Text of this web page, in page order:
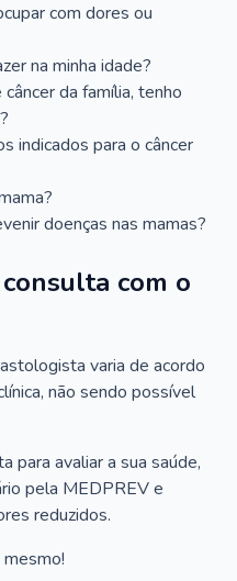
com dores ou
na minha idade?
da família, tenho
indicados para o câncer
doenças nas mamas?
com o
varia de acordo
não sendo possível
para avaliar a sua saúde,
pela MEDPREV e
reduzidos.